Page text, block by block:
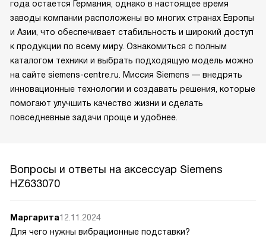
года остается Германия, однако в настоящее время
заводы компании расположены во многих странах Европы
и Азии, что обеспечивает стабильность и широкий доступ
к продукции по всему миру. Ознакомиться с полным
каталогом техники и выбрать подходящую модель можно
на сайте siemens-centre.ru. Миссия Siemens — внедрять
инновационные технологии и создавать решения, которые
помогают улучшить качество жизни и сделать
повседневные задачи проще и удобнее.
Вопросы и ответы на аксессуар Siemens
HZ633070
Маргарита12.11.2024
Для чего нужны вибрационные подставки?